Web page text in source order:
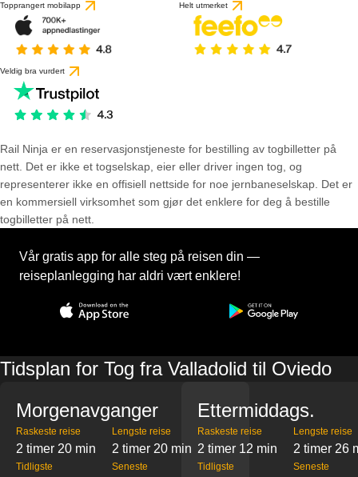
Topprangert mobilapp Helt utmerket
Veldig bra vurdert
Rail Ninja er en reservasjons­tjeneste for bestilling av togbilletter på
nett. Det er ikke et togselskap, eier eller driver ingen tog, og
representerer ikke en offisiell nettside for noe jernbaneselskap. Det er
en kommersiell virksomhet som gjør det enklere for deg å bestille
togbilletter på nett.
Vår gratis app for alle steg på reisen din —
reiseplanlegging har aldri vært enklere!
Tidsplan for Tog fra Valladolid til Oviedo
Morgenavganger
Raskeste reise
2 timer 20 min
Lengste reise
2 timer 20 min
Tidligste Seneste
Ettermiddags.
Raskeste reise
2 timer 12 min
Lengste reise
2 timer 26
Tidligste Seneste